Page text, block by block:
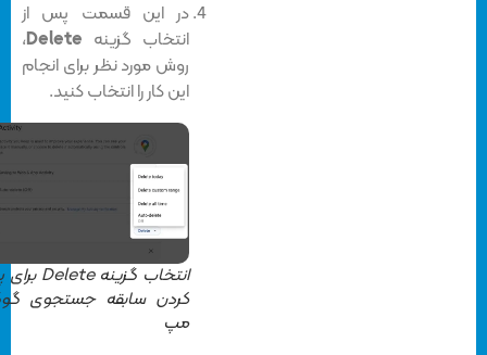
در این قسمت پس از
انتخاب گزینهDelete،
روش مورد نظر برای انجام
این کار را انتخاب کنید.
انتخاب گزینه Delete برای پاک
کردن سابقه جستجوی گوگل